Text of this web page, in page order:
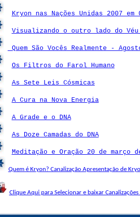
Kryon nas Nações Unidas 2007
Visualizando o outro lado do Véu
Quem São Vocês Realmente -
Os Filtros do Farol Humano
As Sete Leis Cósmicas
A Cura na Nova Energia
A Grade e o DNA
As Doze Camadas do DNA
Meditação e Oração 20 de março
Quem é Kryon? Canalização Apresentação de
Clique Aqui para Selecionar e baixar